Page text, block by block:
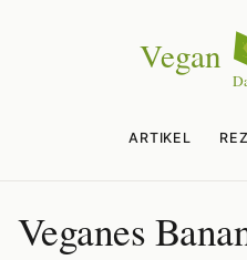
ARTIKEL
Veganes